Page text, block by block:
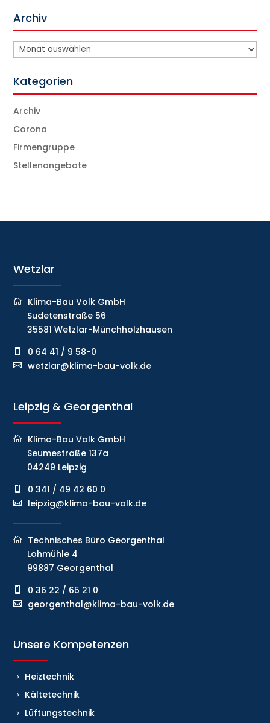
Archiv
Archiv
Kategorien
Archiv
Corona
Firmengruppe
Stellenangebote
Wetzlar
Klima-Bau Volk GmbH
Sudetenstraße 56
35581 Wetzlar-Münchholzhausen
0 64 41 / 9 58-0
wetzlar@klima-bau-volk.de
Leipzig & Georgenthal
Klima-Bau Volk GmbH
Seumestraße 137a
04249 Leipzig
0 341 / 49 42 60 0
leipzig@klima-bau-volk.de
Technisches Büro Georgenthal
Lohmühle 4
99887 Georgenthal
0 36 22 / 65 21 0
georgenthal@klima-bau-volk.de
Unsere Kompetenzen
Heiztechnik
Kältetechnik
Lüftungstechnik